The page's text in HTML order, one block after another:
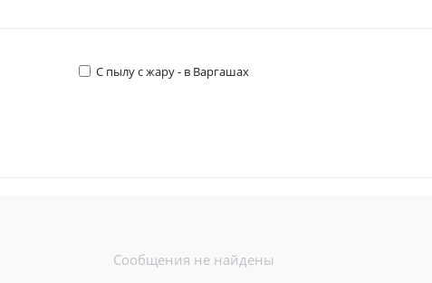
С пылу с жару - в Варгашах
Сообщения не найдены